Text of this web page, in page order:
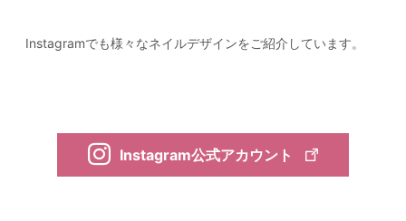
Instagramでも様々なネイルデザインをご紹介しています。
Instagram公式アカウント